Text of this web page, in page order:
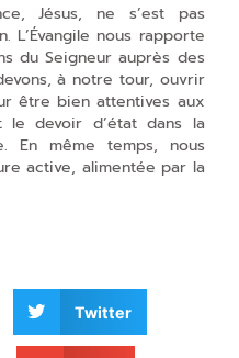
Jésus, ne s’est pas
L’Évangile nous rapporte
du Seigneur auprès des
à notre tour, ouvrir
être bien attentives aux
le devoir d’état dans la
En même temps, nous
active, alimentée par la
Twitter